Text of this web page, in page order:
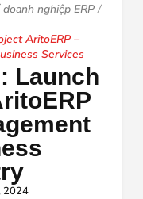
nghiệp ERP
AritoERP –
Services
Launch
2024